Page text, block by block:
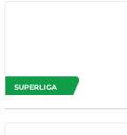
SUPERLIGA